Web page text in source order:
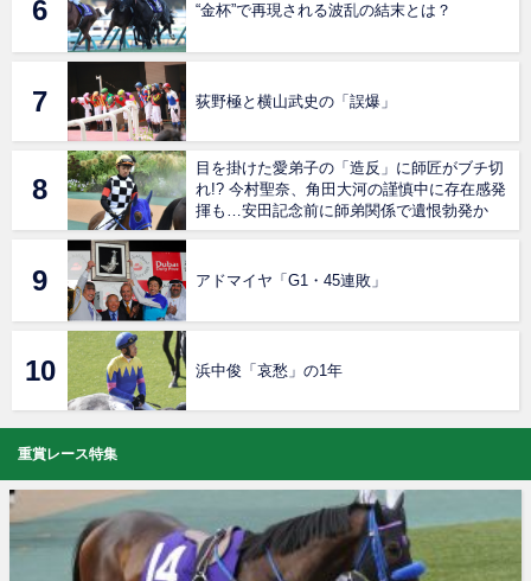
“金杯”で再現される波乱の結末とは？
荻野極と横山武史の「誤爆」
目を掛けた愛弟子の「造反」に師匠がブチ切
れ!? 今村聖奈、角田大河の謹慎中に存在感発
揮も…安田記念前に師弟関係で遺恨勃発か
アドマイヤ「G1・45連敗」
浜中俊「哀愁」の1年
重賞レース特集